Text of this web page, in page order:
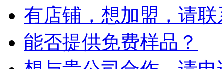
有店铺，想加盟，请
能否提供免费样品？